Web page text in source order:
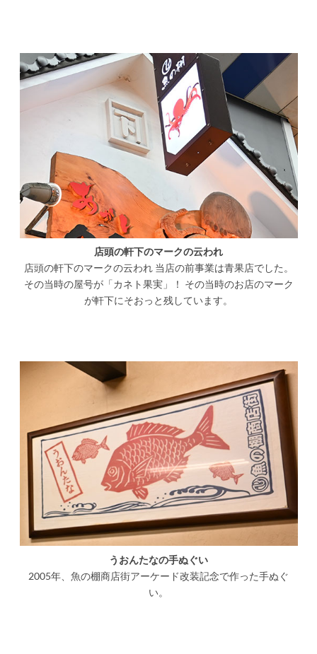
店頭の軒下のマークの云われ
店頭の軒下のマークの云われ 当店の前事業は青果店でした。
その当時の屋号が「カネト果実」！ その当時のお店のマーク
が軒下にそおっと残しています。
うおんたなの手ぬぐい
2005年、魚の棚商店街アーケード改装記念で作った手ぬぐ
い。